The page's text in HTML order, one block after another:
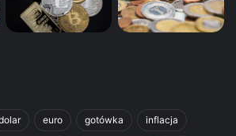
euro gotówka inflacja